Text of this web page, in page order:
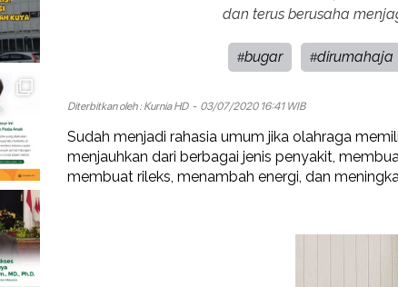
dan terus berusaha
#bugar #dirumahaja
Diterbitkan oleh : Kurnia HD- 03/07/2020 16:41 WIB
Sudah menjadi rahasia umum jika olahraga
menjauhkan dari berbagai jenis penyakit,
membuat rileks, menambah energi, dan